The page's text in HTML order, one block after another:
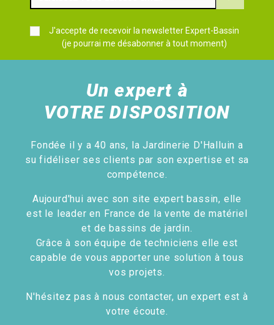
J'accepte de recevoir la newsletter Expert-Bassin
(je pourrai me désabonner à tout moment)
Un expert à
VOTRE DISPOSITION
Fondée il y a 40 ans, la Jardinerie D'Halluin a
su fidéliser ses clients par son expertise et sa
compétence.
Aujourd'hui avec son site expert bassin, elle
est le leader en France de la vente de matériel
et de bassins de jardin.
Grâce à son équipe de techniciens elle est
capable de vous apporter une solution à tous
vos projets.
N'hésitez pas à nous contacter, un expert est à
votre écoute.